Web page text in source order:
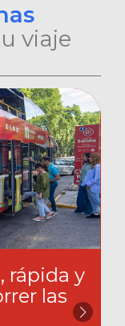
viaje
rápida y
las